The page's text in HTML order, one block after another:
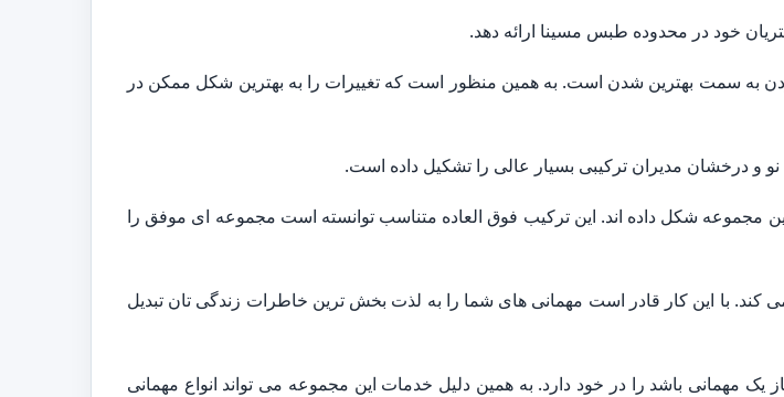
خود در محدوده طبس مسینا ارائه دهد.
سمت بهترین شدن است. به همین منظور است که تغییرات را به بهترین شکل ممکن در
و درخشان مدیران ترکیبی بسیار عالی را تشکیل داده است.
مجموعه شکل داده اند. این ترکیب فوق العاده متناسب توانسته است مجموعه ای موفق را
با این کار قادر است مهمانی های شما را به لذت بخش ترین خاطرات زندگی تان تبدیل
مهمانی باشد را در خود دارد. به همین دلیل خدمات این مجموعه می تواند انواع مهمانی